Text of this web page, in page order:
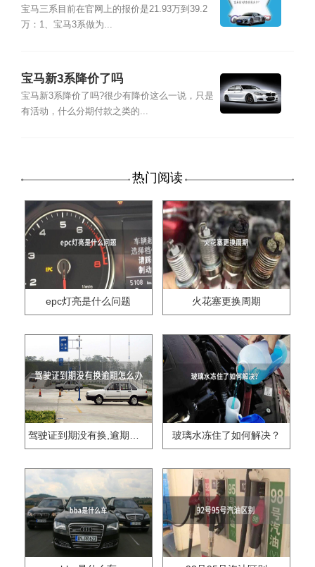
宝马三系目前在官网上的报价是21.93万到39.2
万：1、宝马3系做为...
宝马新3系降价了吗
宝马新3系降价了吗?很少有降价这么一说，只是
有活动，什么分期付款之类的...
热门阅读
epc灯亮是什么问题 火花塞更换周期
驾驶证到期没有换,逾期怎么办?? 玻璃水冻住了如何解决？